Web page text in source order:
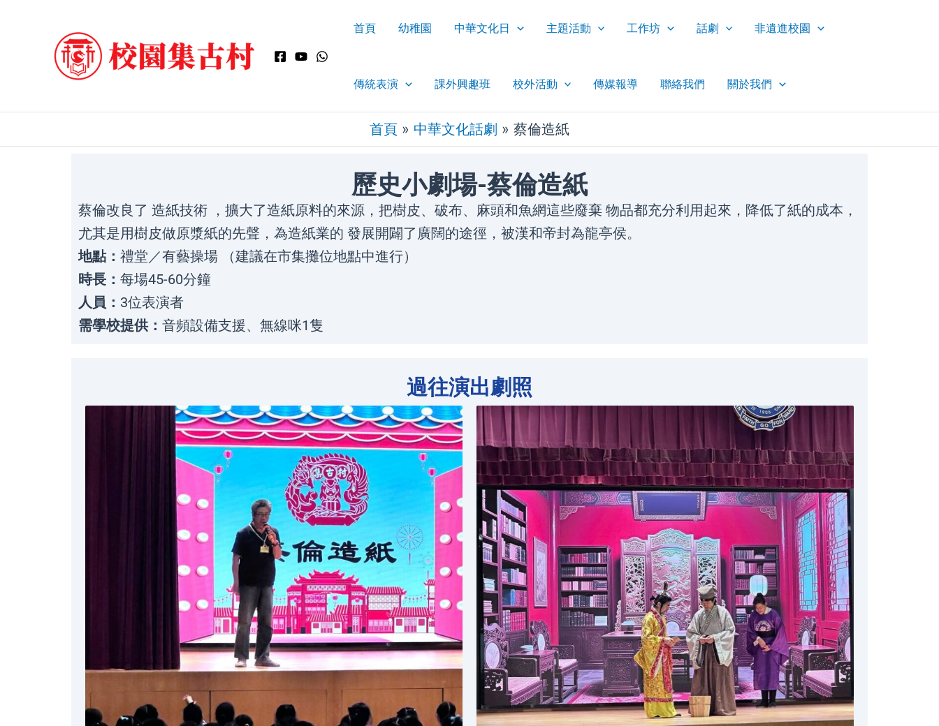
首頁 幼稚園 中華文化日 主題活動 工作坊 話劇 非遺進校園
傳統表演 課外興趣班 校外活動 傳媒報導 聯絡我們 關於我們
首頁 » 中華文化話劇 » 蔡倫造紙
歷史小劇場-蔡倫造紙
蔡倫改良了 造紙技術 ，擴大了造紙原料的來源，把樹皮、破布、麻頭和魚網這些廢棄 物品都充分利用起來，降低了紙的成本，
尤其是用樹皮做原漿紙的先聲，為造紙業的 發展開闢了廣闊的途徑，被漢和帝封為龍亭侯。
地點： 禮堂／有藝操場 （建議在市集攤位地點中進行）
時長： 每場45-60分鐘
人員： 3位表演者
需學校提供： 音頻設備支援、無線咪1隻
過往演出劇照